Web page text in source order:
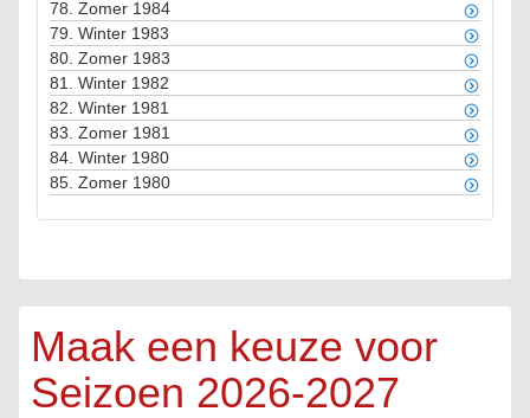
78. Zomer 1984
79. Winter 1983
80. Zomer 1983
81. Winter 1982
82. Winter 1981
83. Zomer 1981
84. Winter 1980
85. Zomer 1980
Maak een keuze voor
Seizoen 2026-2027